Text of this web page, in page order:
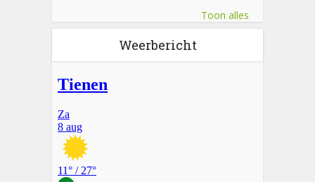
Toon alles
Weerbericht